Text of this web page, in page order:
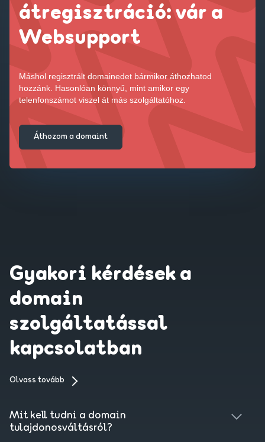
átregisztráció: vár a
Websupport
Máshol regisztrált domainedet bármikor áthozhatod
hozzánk. Hasonlóan könnyű, mint amikor egy
telenfonszámot viszel át más szolgáltatóhoz.
Áthozom a domaint
Gyakori kérdések a
domain
szolgáltatással
kapcsolatban
Olvass tovább
Mit kell tudni a domain
tulajdonosváltásról?